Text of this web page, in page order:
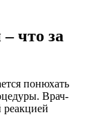
что за
понюхать
Врач-
реакцией